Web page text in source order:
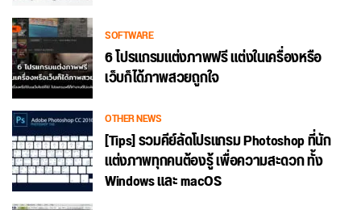
SOFTWARE
6 โปรแกรมแต่งภาพฟรี แต่งในเครื่องหรือ
เว็บก็ได้ภาพสวยถูกใจ
OTHER NEWS
[Tips] รวมคีย์ลัดโปรแกรม Photoshop ที่นัก
แต่งภาพทุกคนต้องรู้ เพื่อความสะดวก ทั้ง
Windows และ macOS